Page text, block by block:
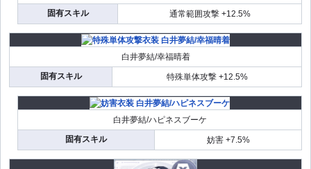
固有スキル
通常範囲攻撃 +12.5%
白井夢結/幸福晴着
固有スキル
特殊単体攻撃 +12.5%
白井夢結/ハピネスブーケ
固有スキル
妨害 +7.5%